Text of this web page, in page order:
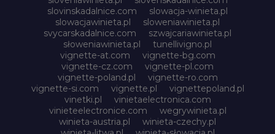
slovinskadalnice.com
slowacja-winieta.pl
slowacjawinieta.pl
sloweniawinieta.pl
svycarskadalnice.com
szwajcariawinieta.pl
słoweniawinieta.pl
tunellivigno.pl
vignette-at.com
vignette-bg.com
vignette-cz.com
vignette-pl.com
vignette-poland.pl
vignette-ro.com
vignette-si.com
vignette.pl
vignettepoland.pl
vinetki.pl
vinietaelectronica.com
vinieteelectronice.com
wegrywinieta.pl
winieta-austria.pl
winieta-czechy.pl